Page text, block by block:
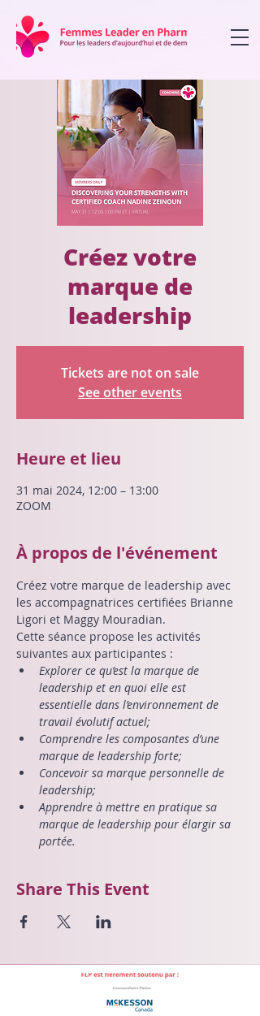
Créez votre
marque de
leadership
Tickets are not on sale
See other events
Heure et lieu
31 mai 2024, 12:00 – 13:00
ZOOM
À propos de l'événement
Créez votre marque de leadership avec
les accompagnatrices certifiées Brianne
Ligori et Maggy Mouradian.
Cette séance propose les activités
suivantes aux participantes :
Explorer ce qu’est la marque de
leadership et en quoi elle est
essentielle dans l’environnement de
travail évolutif actuel;
Comprendre les composantes d’une
marque de leadership forte;
Concevoir sa marque personnelle de
leadership;
Apprendre à mettre en pratique sa
marque de leadership pour élargir sa
portée.
Share This Event